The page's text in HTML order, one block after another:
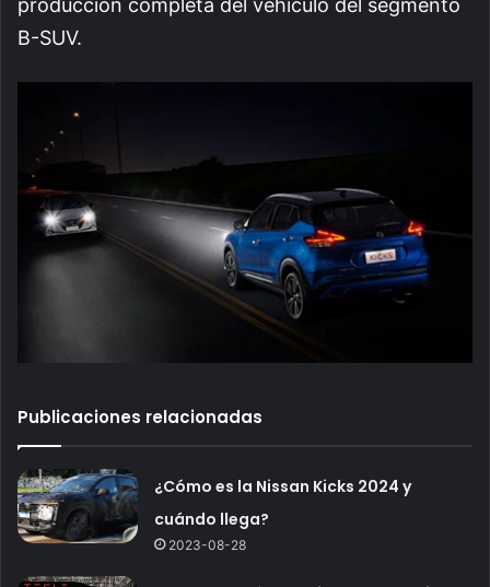
producción completa del vehículo del segmento
B-SUV.
Publicaciones relacionadas
¿Cómo es la Nissan Kicks 2024 y
cuándo llega?
2023-08-28